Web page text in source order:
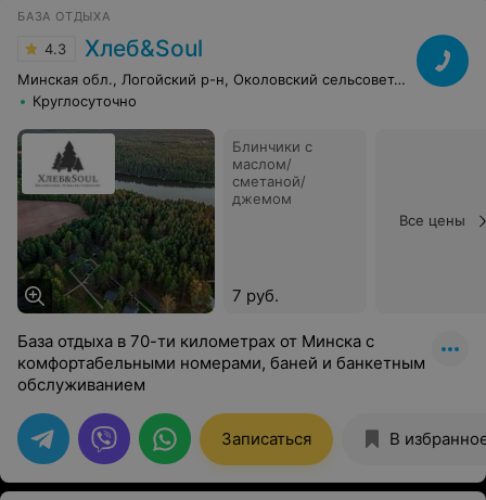
БАЗА ОТДЫХА
4.3 Хлеб&Soul
Минская обл., Логойский р-н, Околовский сельсовет, 4
Круглосуточно
Блинчики с
маслом/
сметаной/
джемом
7 руб.
Все цены
База отдыха в 70-ти километрах от Минска с
комфортабельными номерами, баней и банкетным
обслуживанием
Записаться В